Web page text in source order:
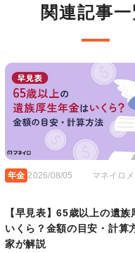
関連記事一
年金 2026/08/05 マネイロ
【早見表】65歳以上の遺族
いくら？金額の目安・計算
家が解説